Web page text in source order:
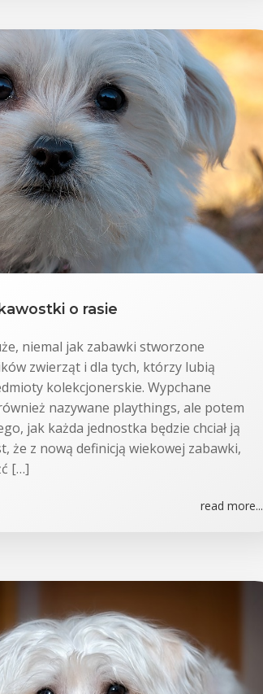
o rasie
niemal jak zabawki stworzone
zwierząt i dla tych, którzy lubią
kolekcjonerskie. Wypchane
nazywane playthings, ale potem
jak każda jednostka będzie chciał ją
że z nową definicją wiekowej zabawki,
[…]
read more...